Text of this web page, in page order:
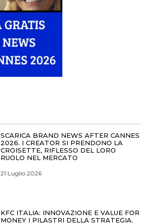
SCARICA BRAND NEWS AFTER CANNES
2026. I CREATOR SI PRENDONO LA
CROISETTE, RIFLESSO DEL LORO
RUOLO NEL MERCATO
21 Luglio 2026
KFC ITALIA: INNOVAZIONE E VALUE FOR
MONEY I PILASTRI DELLA STRATEGIA.